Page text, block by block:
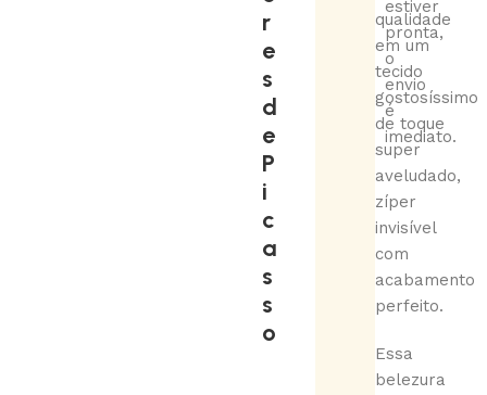
r
e
s
d
e
P
i
c
a
s
s
o
estiver
pronta,
o
envio
é
imediato.
qualidade
em um
tecido
gostosíssimo
de toque
super
aveludado,
zíper
invisível
com
acabamento
perfeito.
Essa
belezura